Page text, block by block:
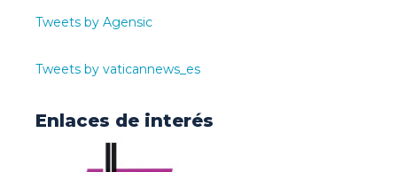
Tweets by Agensic
Tweets by vaticannews_es
Enlaces de interés